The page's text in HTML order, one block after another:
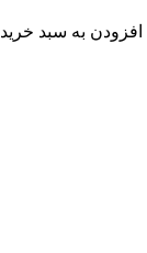
افزودن به سبد خرید